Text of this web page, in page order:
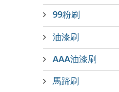
99粉刷
油漆刷
AAA油漆刷
馬蹄刷